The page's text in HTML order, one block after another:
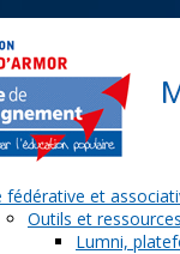
fédérative et
Outils et ressources
Lumni,